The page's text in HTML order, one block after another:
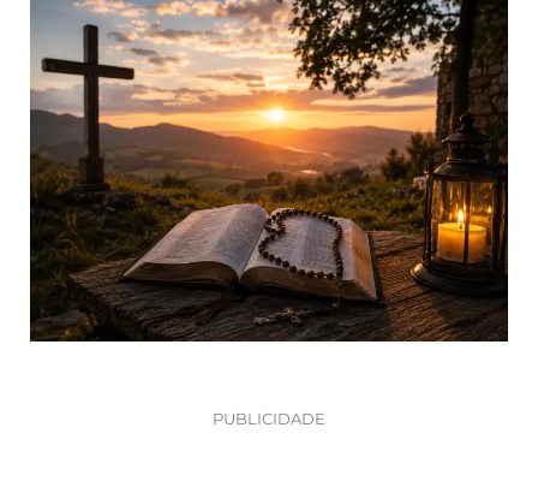
PUBLICIDADE